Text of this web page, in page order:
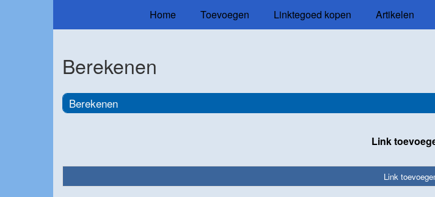
Home Toevoegen Linktegoed kopen Artikelen
Berekenen
Berekenen
Link
Link